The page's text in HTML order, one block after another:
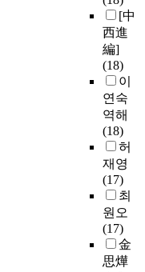
[中
西進
編]
(18)
이
연숙
역해
(18)
허
재영
(17)
최
원오
(17)
金
思燁